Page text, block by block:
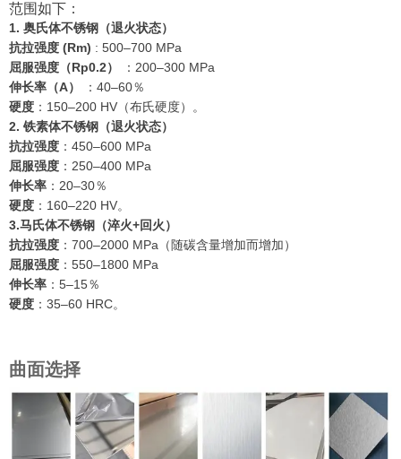
范围如下：
1. 奥氏体不锈钢（退火状态）
抗拉强度 (Rm) : 500–700 MPa
屈服强度（Rp0.2）
：200–300 MPa
伸长率（A）
：40–60％
硬度 ：150–200 HV（布氏硬度）。
2. 铁素体不锈钢（退火状态）
抗拉强度 ：450–600 MPa
屈服强度 ：250–400 MPa
伸长率 ：20–30％
硬度 ：160–220 HV。
3.马氏体不锈钢（淬火+回火）
抗拉强度 ：700–2000 MPa（随碳含量增加而增加）
屈服强度 ：550–1800 MPa
伸长率 ：5–15％
硬度 ：35–60 HRC。
曲面选择